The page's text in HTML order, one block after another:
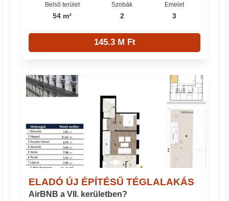
Belső terület
54 m²
Szobák
2
Emelet
3
145.3 M Ft
ELADÓ ÚJ ÉPÍTÉSŰ TÉGLALAKÁS
AirBNB a VII. kerületben?